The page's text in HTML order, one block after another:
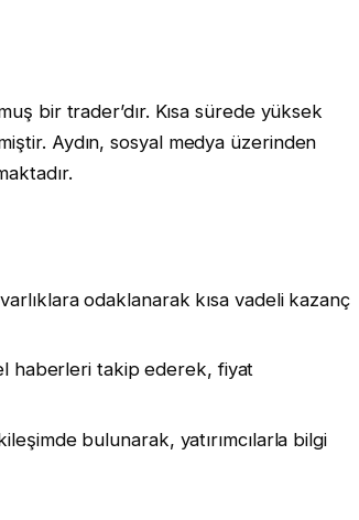
bir trader’dır. Kısa sürede yüksek
Aydın, sosyal medya üzerinden
odaklanarak kısa vadeli kazanç
haberleri takip ederek, fiyat
bulunarak, yatırımcılarla bilgi